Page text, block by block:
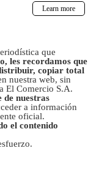
que
les recordamos que
copiar total
nuestra web, sin
El Comercio S.A.
nuestras
a información
oficial.
el contenido